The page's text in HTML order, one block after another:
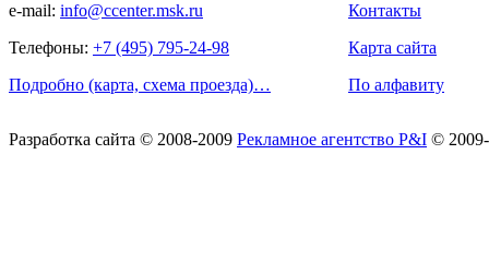
e-mail: info@ccenter.msk.ru
Телефоны: +7 (495) 795-24-98
Подробно (карта, схема проезда)…
Контакты
Карта сайта
По алфавиту
Разработка сайта © 2008-2009 Рекламное агентство P&I ©